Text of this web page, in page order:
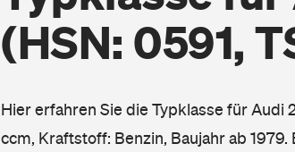
(HSN: 0591,
Hier erfahren Sie die Typklasse für Audi
ccm, Kraftstoff: Benzin, Baujahr ab